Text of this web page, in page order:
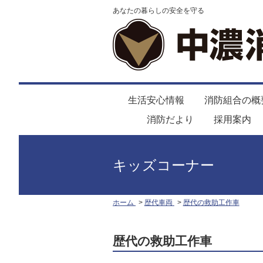
あなたの暮らしの安全を守る
生活安心情報
消防組合の概
消防だより
採用案内
キッズコーナー
ホーム 歴代車両 歴代の救助工作車
歴代の救助工作車